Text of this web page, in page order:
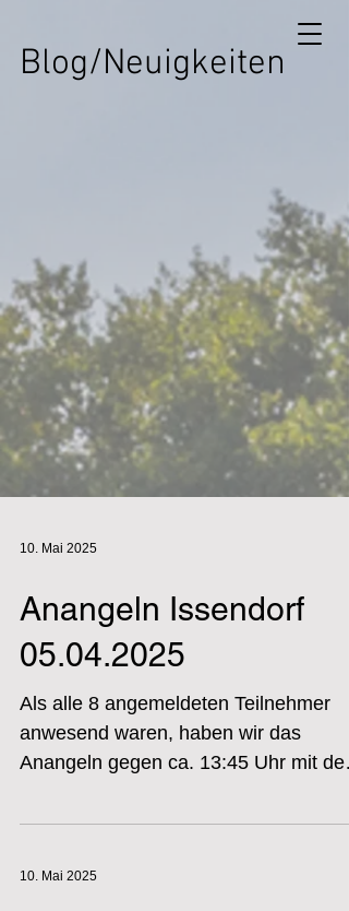
Blog/Neuigkeiten
10. Mai 2025
Anangeln Issendorf
05.04.2025
Als alle 8 angemeldeten Teilnehmer
anwesend waren, haben wir das
Anangeln gegen ca. 13:45 Uhr mit der
10. Mai 2025